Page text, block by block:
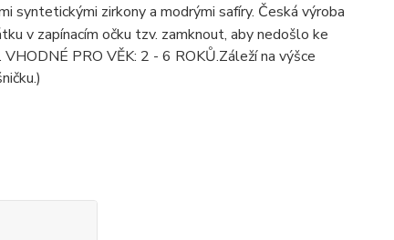
syntetickými zirkony a modrými safíry. Česká výroba
v zapínacím očku tzv. zamknout, aby nedošlo ke
PRO VĚK: 2 - 6 ROKŮ.Záleží na výšce